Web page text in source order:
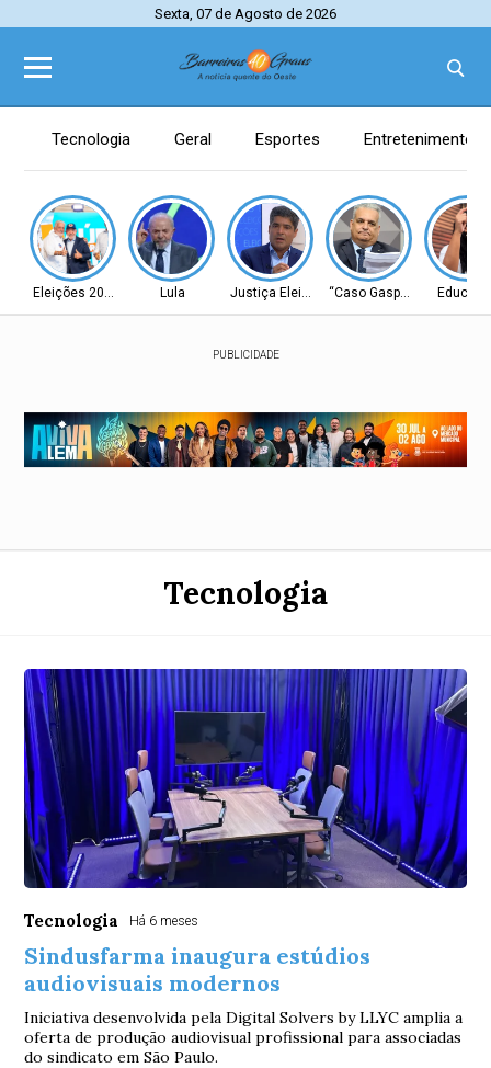
Sexta, 07 de Agosto de 2026
Tecnologia Geral Esportes Entretenimento
Eleições 2026 Lula Justiça Eleitoral“Caso Gaspar”
PUBLICIDADE
Tecnologia
Tecnologia Há 6 meses
Sindusfarma inaugura estúdios
audiovisuais modernos
Iniciativa desenvolvida pela Digital Solvers by LLYC amplia a
oferta de produção audiovisual profissional para associadas
do sindicato em São Paulo.